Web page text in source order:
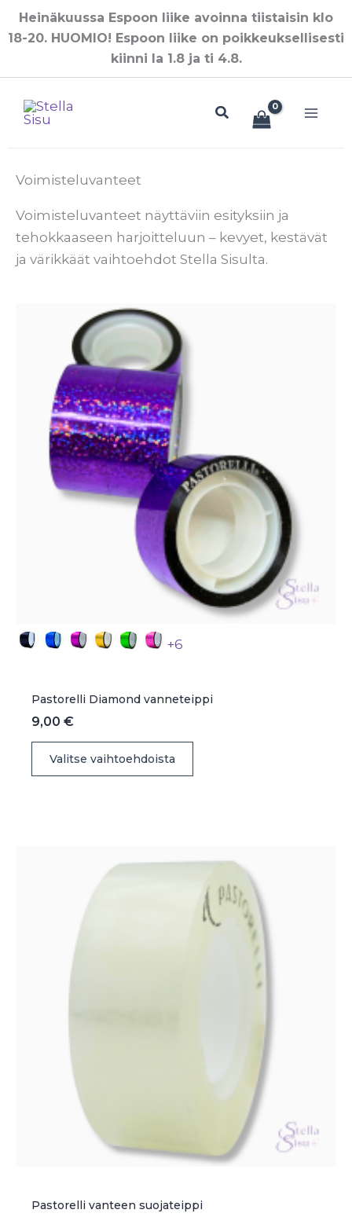
Siirry
sisältöön
Heinäkuussa Espoon liike avoinna tiistaisin klo
18-20. HUOMIO! Espoon liike on poikkeuksellisesti
kiinni la 1.8 ja ti 4.8.
Hae
Voimisteluvanteet
Voimisteluvanteet näyttäviin esityksiin ja
tehokkaaseen harjoitteluun – kevyet, kestävät
ja värikkäät vaihtoehdot Stella Sisulta.
+6
Pastorelli Diamond vanneteippi
9,00 €
Valitse vaihtoehdoista
Tällä
valinnat
tuotteen
Pastorelli vanteen suojateippi